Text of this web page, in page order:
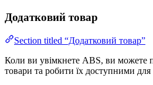
Додатковий товар
Section titled “Додатковий товар”
Коли ви увімкнете ABS, ви можете
товари та робити їх доступними